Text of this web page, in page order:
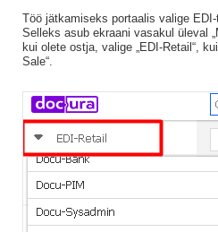
Töö jätkamiseks portaalis valige
Selleks asub ekraani vasakul üleval
kui olete ostja, valige „EDI-Retail“,
Sale“.